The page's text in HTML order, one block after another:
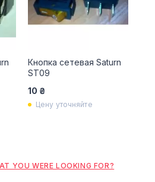
Кнопка сетевая Saturn
ST09
10 ₴
Цену уточняйте
YOU WERE LOOKING FOR?